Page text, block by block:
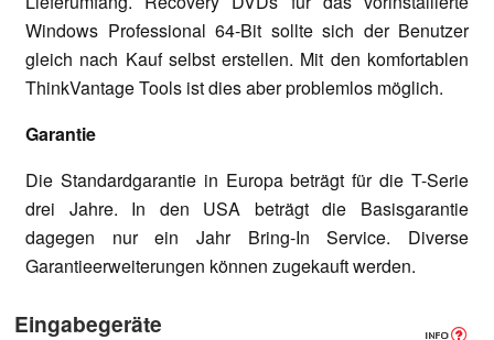
Windows Professional 64-Bit sollte sich der Benutzer
gleich nach Kauf selbst erstellen. Mit den komfortablen
ThinkVantage Tools ist dies aber problemlos möglich.
Garantie
Die Standardgarantie in Europa beträgt für die T-Serie
drei Jahre. In den USA beträgt die Basisgarantie
dagegen nur ein Jahr Bring-In Service. Diverse
Garantieerweiterungen können zugekauft werden.
Eingabegeräte